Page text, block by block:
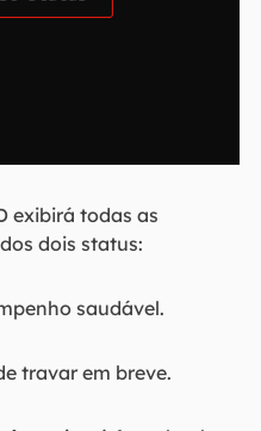
exibirá todas as
dois status:
saudável.
travar em breve.